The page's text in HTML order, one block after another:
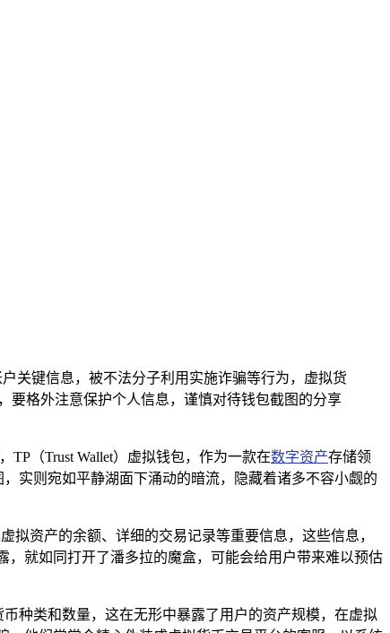
关键信息，被不法分子利用实施诈骗等行为，虚拟货
要格外注意保护个人信息，谨慎对待钱包截图的分享
（Trust Wallet）虚拟钱包，作为一款在数字资产存储领
实则宛如平静湖面下涌动的暗流，隐藏着诸多不容小觑的
资产的余额、详细的交易记录等重要信息，这些信息，
就如同打开了潘多拉的魔盒，可能会给用户带来难以预估
种类和数量，这在无形中暴露了用户的资产规模，在虚拟